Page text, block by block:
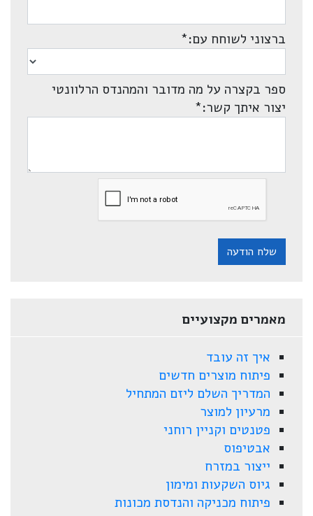
ברצוני לשוחח עם:*
ספר בקצרה על מה מדובר והמהנדס הרלוונטי
יצור איתך קשר:*
שלח הודעה
מאמרים מקצועיים
איך זה עובד
פיתוח מוצרים חדשים
המדריך השלם ליזם המתחיל
מרעיון למוצר
פטנטים וקניין רוחני
אבטיפוס
ייצור במזרח
גיוס השקעות ומימון
פיתוח מכניקה והנדסת מכונות